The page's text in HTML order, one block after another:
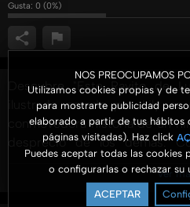
NOS PREOCUPAMOS
Utilizamos cookies propias y de
para mostrarte publicidad
elaborado a partir de tus hábitos
páginas visitadas). Haz click
Puedes aceptar todas las cookies
o configurarlas o rechazar su
ACEPTAR
Gusta: 0 (0%)
Descubre "Este Rayito de
ilustrado creado por Lily en
conmovedora historia de un
desprecio de los demás.
realizadas en acrílico y lápiz
desarrolló en
corrección y revisión
Ver